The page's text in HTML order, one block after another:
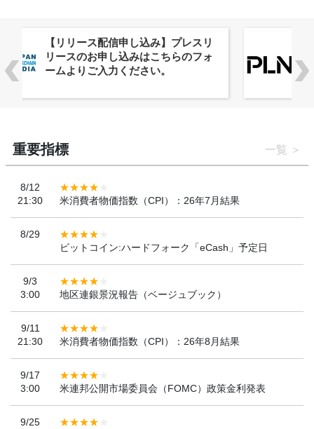
株式会社PlnX、アジア最大級のグロ
ーバルWeb3カンファレンス
「WebX2026」とのコラボレーショ
重要指標 一覧
8/12
21:30
米消費者物価指数（CPI）：26年7月結果
8/29
ビットコイン:ハードフォーク「eCash」予定日
9/3
3:00
地区連銀景況報告（ベージュブック）
9/11
21:30
米消費者物価指数（CPI）：26年8月結果
9/17
3:00
米連邦公開市場委員会（FOMC）政策金利発表
9/25